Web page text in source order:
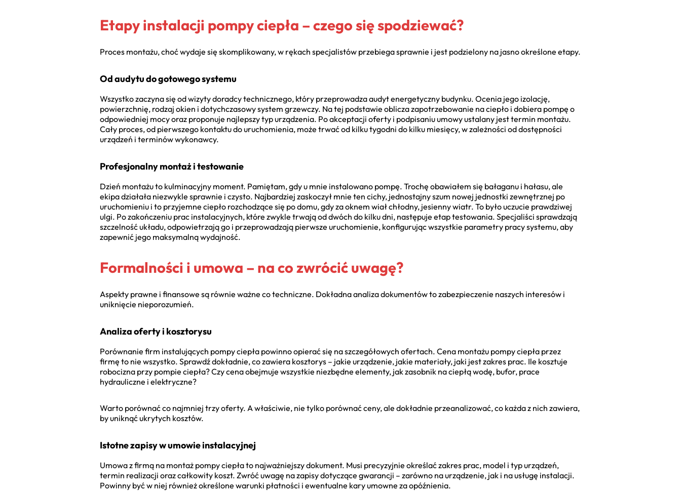
Etapy instalacji pompy ciepła – czego się spodziewać?
Proces montażu, choć wydaje się skomplikowany, w rękach specjalistów przebiega sprawnie i jest podzielony na jasno określone etapy.
Od audytu do gotowego systemu
Wszystko zaczyna się od wizyty doradcy technicznego, który przeprowadza audyt energetyczny budynku. Ocenia jego izolację,
powierzchnię, rodzaj okien i dotychczasowy system grzewczy. Na tej podstawie oblicza zapotrzebowanie na ciepło i dobiera pompę o
odpowiedniej mocy oraz proponuje najlepszy typ urządzenia. Po akceptacji oferty i podpisaniu umowy ustalany jest termin montażu.
Cały proces, od pierwszego kontaktu do uruchomienia, może trwać od kilku tygodni do kilku miesięcy, w zależności od dostępności
urządzeń i terminów wykonawcy.
Profesjonalny montaż i testowanie
Dzień montażu to kulminacyjny moment. Pamiętam, gdy u mnie instalowano pompę. Trochę obawiałem się bałaganu i hałasu, ale
ekipa działała niezwykle sprawnie i czysto. Najbardziej zaskoczył mnie ten cichy, jednostajny szum nowej jednostki zewnętrznej po
uruchomieniu i to przyjemne ciepło rozchodzące się po domu, gdy za oknem wiał chłodny, jesienny wiatr. To było uczucie prawdziwej
ulgi. Po zakończeniu prac instalacyjnych, które zwykle trwają od dwóch do kilku dni, następuje etap testowania. Specjaliści sprawdzają
szczelność układu, odpowietrzają go i przeprowadzają pierwsze uruchomienie, konfigurując wszystkie parametry pracy systemu, aby
zapewnić jego maksymalną wydajność.
Formalności i umowa – na co zwrócić uwagę?
Aspekty prawne i finansowe są równie ważne co techniczne. Dokładna analiza dokumentów to zabezpieczenie naszych interesów i
uniknięcie nieporozumień.
Analiza oferty i kosztorysu
Porównanie firm instalujących pompy ciepła powinno opierać się na szczegółowych ofertach. Cena montażu pompy ciepła przez
firmę to nie wszystko. Sprawdź dokładnie, co zawiera kosztorys – jakie urządzenie, jakie materiały, jaki jest zakres prac. Ile kosztuje
robocizna przy pompie ciepła? Czy cena obejmuje wszystkie niezbędne elementy, jak zasobnik na ciepłą wodę, bufor, prace
hydrauliczne i elektryczne?
Warto porównać co najmniej trzy oferty. A właściwie, nie tylko porównać ceny, ale dokładnie przeanalizować, co każda z nich zawiera,
by uniknąć ukrytych kosztów.
Istotne zapisy w umowie instalacyjnej
Umowa z firmą na montaż pompy ciepła to najważniejszy dokument. Musi precyzyjnie określać zakres prac, model i typ urządzeń,
termin realizacji oraz całkowity koszt. Zwróć uwagę na zapisy dotyczące gwarancji – zarówno na urządzenie, jak i na usługę instalacji.
Powinny być w niej również określone warunki płatności i ewentualne kary umowne za opóźnienia.